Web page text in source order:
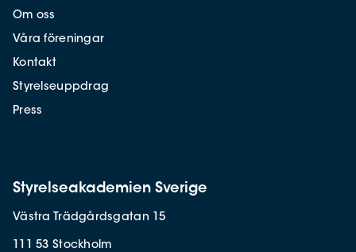
Styrelseakademien Sverige
Västra Trädgårdsgatan 15
111 53 Stockholm
Om oss
Våra föreningar
Kontakt
Styrelseuppdrag
Press